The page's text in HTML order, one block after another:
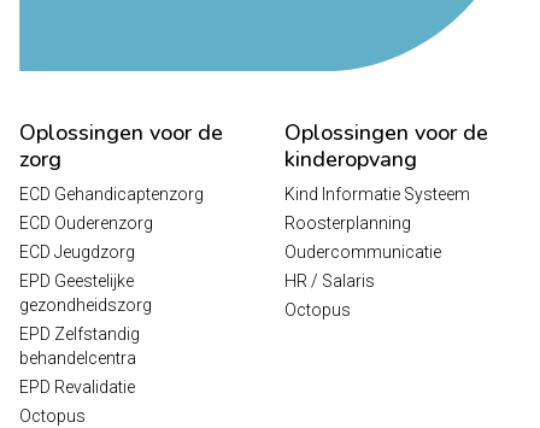
Oplossingen voor de
zorg
ECD Gehandicaptenzorg
ECD Ouderenzorg
ECD Jeugdzorg
EPD Geestelijke
gezondheidszorg
EPD Zelfstandig
behandelcentra
EPD Revalidatie
Octopus
Oplossingen voor de
kinderopvang
Kind Informatie Systeem
Roosterplanning
Oudercommunicatie
HR / Salaris
Octopus